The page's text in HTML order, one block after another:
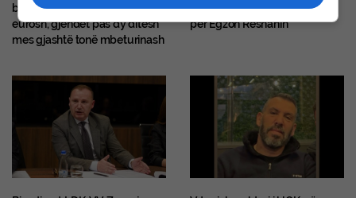
biletën fituese prej 1 milion
eurosh, gjendet pas dy ditësh
mes gjashtë tonë mbeturinash
penale, një muaj paraburgim
për Egzon Reshanin